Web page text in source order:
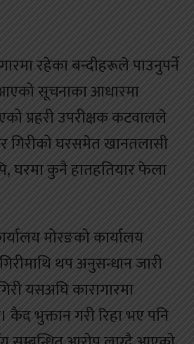
रहेका बन्दीहरूले पाउनुपर्ने
सूचनाका आधारमा
प्रहरी उपरीक्षक कटवालले
गिरीको घरसमेत खानतलासी
घरमा कुनै हातहतियार फेला
मोरङको कार्यालय
थप अनुसन्धान जारी
यसअघि कारागारमा
कैद भुक्तान गरी रिहा भए पनि